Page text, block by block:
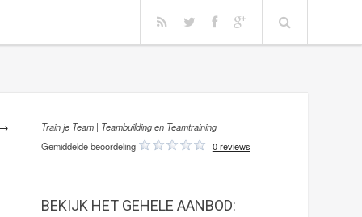
Train je Team | Teambuilding en Teamtraining
Gemiddelde beoordeling
0 reviews
BEKIJK HET GEHELE AANBOD: